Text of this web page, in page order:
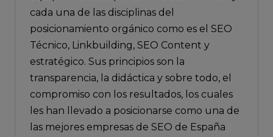
cada una de las disciplinas del
posicionamiento orgánico como es el SEO
Técnico, Linkbuilding, SEO Content y
estratégico. Sus principios son la
transparencia, la didáctica y sobre todo, el
compromiso con los resultados, los cuales
les han llevado a posicionarse como una de
las mejores empresas de SEO de España